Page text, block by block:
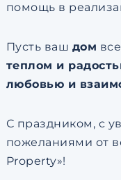
помощь в
Пусть ваш дом
теплом и
любовью и
С праздником, с
пожеланиями от
Property»!